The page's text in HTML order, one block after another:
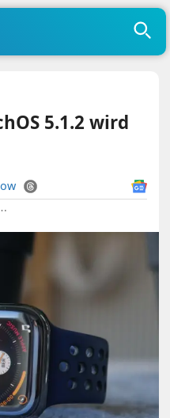
5.1.2 wird